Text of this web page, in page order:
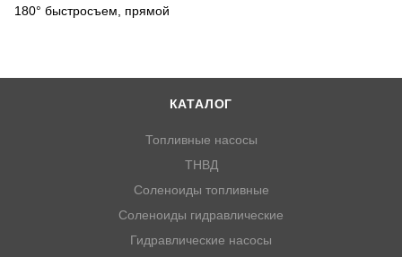
180° быстросъем, прямой
КАТАЛОГ
Топливные насосы
ТНВД
Соленоиды топливные
Соленоиды гидравлические
Гидравлические насосы